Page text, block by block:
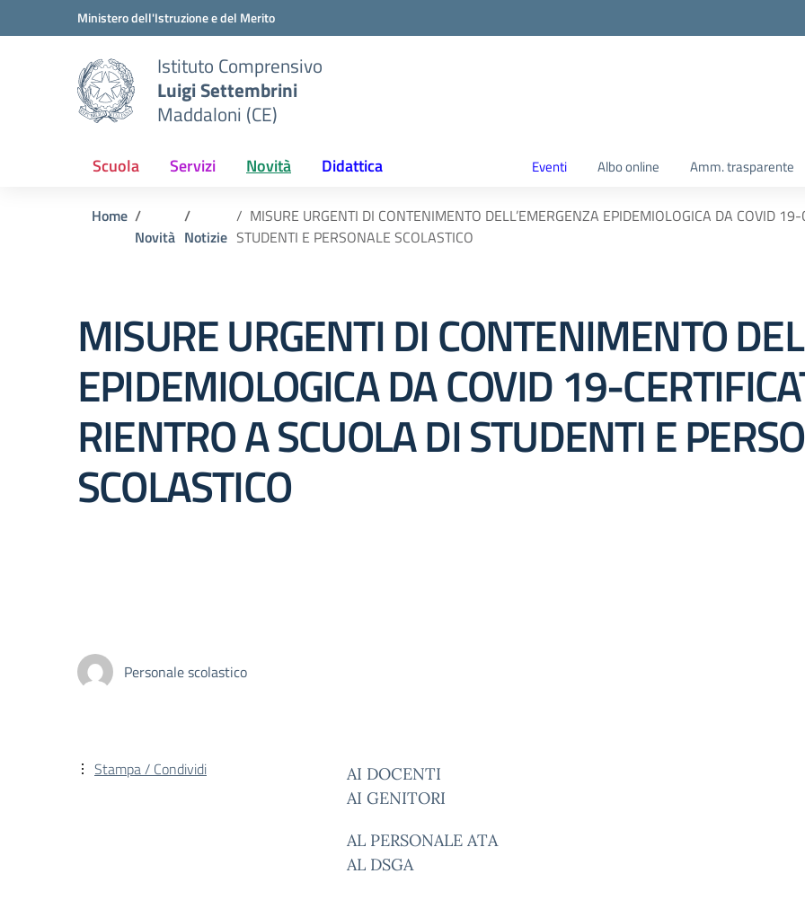
Vai ai contenuti
Vai al menu di navigazioneMinistero dell'Istruzione e del Merito
Istituto Comprensivo
Luigi Settembrini
Maddaloni (CE)
Scuola Servizi Novità Didattica Eventi Albo online Amm. trasparente
Home
Novità Notizie
MISURE URGENTI DI CONTENIMENTO DELL’EMERGENZA EPIDEMIOLOGICA DA COVID
STUDENTI E PERSONALE SCOLASTICO
MISURE URGENTI DI CONTENIMENTO
EPIDEMIOLOGICA DA COVID 19-
RIENTRO A SCUOLA DI STUDENTI E
SCOLASTICO
Personale scolastico
AI DOCENTI
AI GENITORI
AL PERSONALE ATA
AL DSGA
Stampa / Condividi